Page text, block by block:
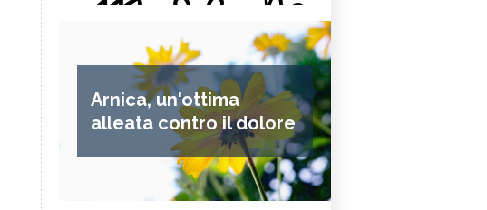
Arnica, un'ottima
alleata contro il dolore